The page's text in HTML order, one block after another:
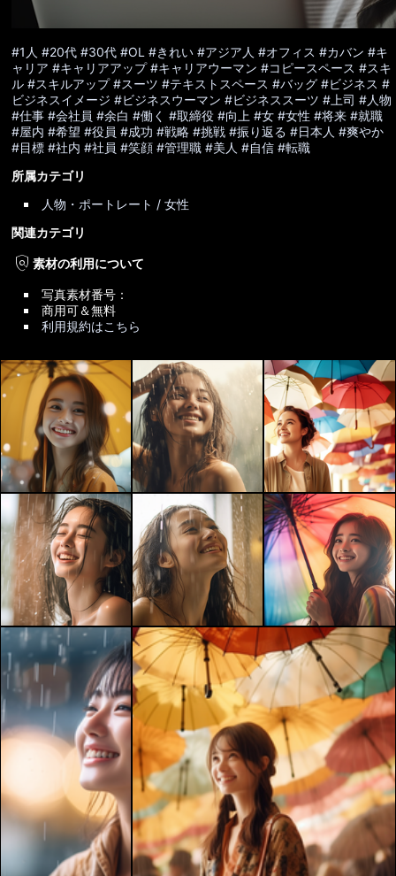
#1人 #20代 #30代 #OL #きれい #アジア人 #オフィス #カバン #キ
ャリア #キャリアアップ #キャリアウーマン #コピースペース #スキ
ル #スキルアップ #スーツ #テキストスペース #バッグ #ビジネス #
ビジネスイメージ #ビジネスウーマン #ビジネススーツ #上司 #人物
#仕事 #会社員 #余白 #働く #取締役 #向上 #女 #女性 #将来 #就職
#屋内 #希望 #役員 #成功 #戦略 #挑戦 #振り返る #日本人 #爽やか
#目標 #社内 #社員 #笑顔 #管理職 #美人 #自信 #転職
所属カテゴリ
人物・ポートレート / 女性
関連カテゴリ
policy素材の利用について
写真素材番号：
商用可＆無料
利用規約はこちら